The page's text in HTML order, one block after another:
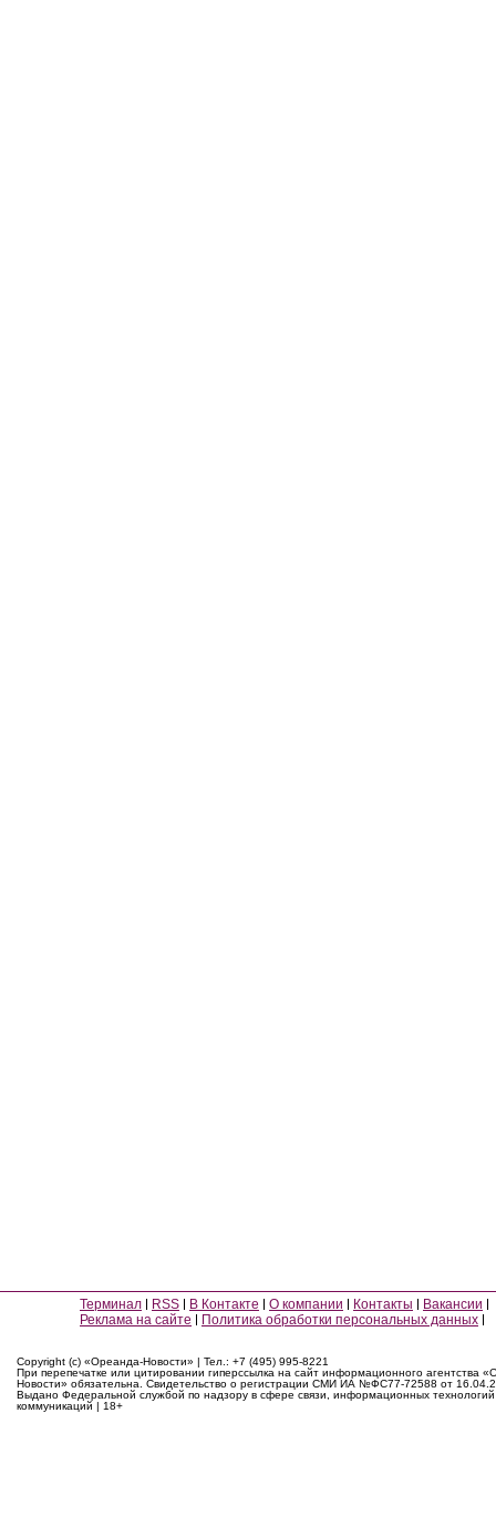
Терминал RSS В Контакте О компании Контакты
Вакансии
Реклама на сайте
Политика обработки персональных данных
Copyright (c) «Ореанда-Новости» | Тел.: +7 (495) 995-8221
При перепечатке или цитировании гиперссылка на сайт информационного агентства
Новости» обязательна. Свидетельство о регистрации СМИ ИА №ФС77-72588 от
Выдано Федеральной службой по надзору в сфере связи, информационных
коммуникаций | 18+